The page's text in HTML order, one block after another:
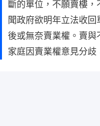
斷的單位，不願賣樓
聞政府欲明年立法收
後或無奈賣業權。賣
家庭因賣業權意見分歧